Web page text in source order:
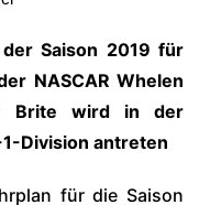
Saison 2019 für
NASCAR Whelen
Brite wird in der
Division antreten
für die Saison